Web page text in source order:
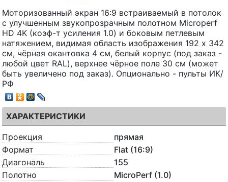
Моторизованный экран 16:9 встраиваемый в потолок
с улучшенным звукопрозрачным полотном Microperf
HD 4K (коэф-т усиления 1.0) и боковым петлевым
натяжением, видимая область изображения 192 x 342
см, чёрная окантовка 4 см, белый корпус (под заказ -
любой цвет RAL), верхнее чёрное поле 30 см (может
быть увеличено под заказ). Опционально - пульты ИК/
РФ
ХАРАКТЕРИСТИКИ
Проекция
прямая
Формат
Flat (16:9)
Диагональ
155
Полотно
MicroPerf (1.0)